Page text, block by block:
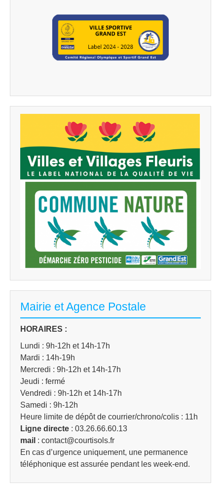
Mairie et Agence Postale
HORAIRES :
Lundi : 9h-12h et 14h-17h
Mardi : 14h-19h
Mercredi : 9h-12h et 14h-17h
Jeudi : fermé
Vendredi : 9h-12h et 14h-17h
Samedi : 9h-12h
Heure limite de dépôt de courrier/chrono/colis : 11h
Ligne directe : 03.26.66.60.13
mail : contact@courtisols.fr
En cas d’urgence uniquement, une permanence
téléphonique est assurée pendant les week-end.